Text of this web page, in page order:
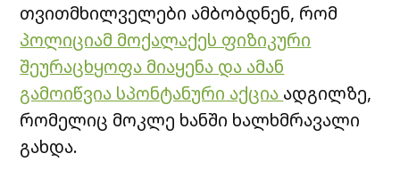
თვითმხილველები ამბობდნენ, რომ
პოლიციამ მოქალაქეს ფიზიკური
შეურაცხყოფა მიაყენა და ამან
გამოიწვია სპონტანური აქცია ადგილზე,
რომელიც მოკლე ხანში ხალხმრავალი
გახდა.